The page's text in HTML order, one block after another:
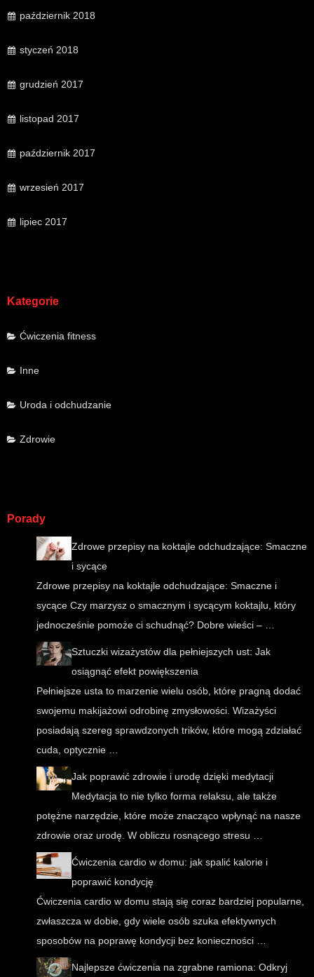
październik 2018
styczeń 2018
grudzień 2017
listopad 2017
październik 2017
wrzesień 2017
lipiec 2017
Kategorie
Ćwiczenia fitness
Inne
Uroda i odchudzanie
Zdrowie
Porady
Zdrowe przepisy na koktajle odchudzające: Smaczne
i sycące
Zdrowe przepisy na koktajle odchudzające: Smaczne i
sycące Czy marzysz o smacznym i sycącym koktajlu, który
jednocześnie pomoże ci schudnąć? Dobre wieści – …
Sztuczki wizażystów dla pełniejszych ust: Jak
osiągnąć efekt powiększenia
Pełniejsze usta to marzenie wielu osób, które pragną dodać
swojemu makijażowi odrobinę zmysłowości. Wizażyści
posiadają szereg sprawdzonych trików, które mogą zdziałać
cuda, optycznie …
Jak poprawić zdrowie i urodę dzięki medytacji
Medytacja to nie tylko forma relaksu, ale także
potężne narzędzie, które może znacząco wpłynąć na nasze
zdrowie oraz urodę. W obliczu rosnącego stresu …
Ćwiczenia cardio w domu: jak spalić kalorie i
poprawić kondycję
Ćwiczenia cardio w domu stają się coraz bardziej popularne,
zwłaszcza w dobie, gdy wiele osób szuka efektywnych
sposobów na poprawę kondycji bez konieczności …
Najlepsze ćwiczenia na zgrabne ramiona: Odkryj